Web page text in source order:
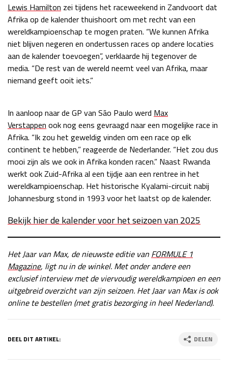
Lewis Hamilton zei tijdens het raceweekend in Zandvoort dat
Afrika op de kalender thuishoort om met recht van een
wereldkampioenschap te mogen praten. “We kunnen Afrika
niet blijven negeren en ondertussen races op andere locaties
aan de kalender toevoegen”, verklaarde hij tegenover de
media. “De rest van de wereld neemt veel van Afrika, maar
niemand geeft ooit iets.”
In aanloop naar de GP van São Paulo werd Max
Verstappen ook nog eens gevraagd naar een mogelijke race in
Afrika. “Ik zou het geweldig vinden om een race op elk
continent te hebben,” reageerde de Nederlander. “Het zou dus
mooi zijn als we ook in Afrika konden racen.” Naast Rwanda
werkt ook Zuid-Afrika al een tijdje aan een rentree in het
wereldkampioenschap. Het historische Kyalami-circuit nabij
Johannesburg stond in 1993 voor het laatst op de kalender.
Bekijk hier de kalender voor het seizoen van 2025
Het Jaar van Max, de nieuwste editie van FORMULE 1
Magazine, ligt nu in de winkel. Met onder andere een
exclusief interview met de viervoudig wereldkampioen en een
uitgebreid overzicht van zijn seizoen. Het Jaar van Max is ook
online te bestellen (met gratis bezorging in heel Nederland).
DEEL DIT ARTIKEL: DELEN